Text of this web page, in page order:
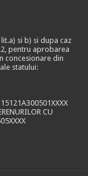
si b) si dupa caz
pentru aprobarea
concesionare din
statului:
CU